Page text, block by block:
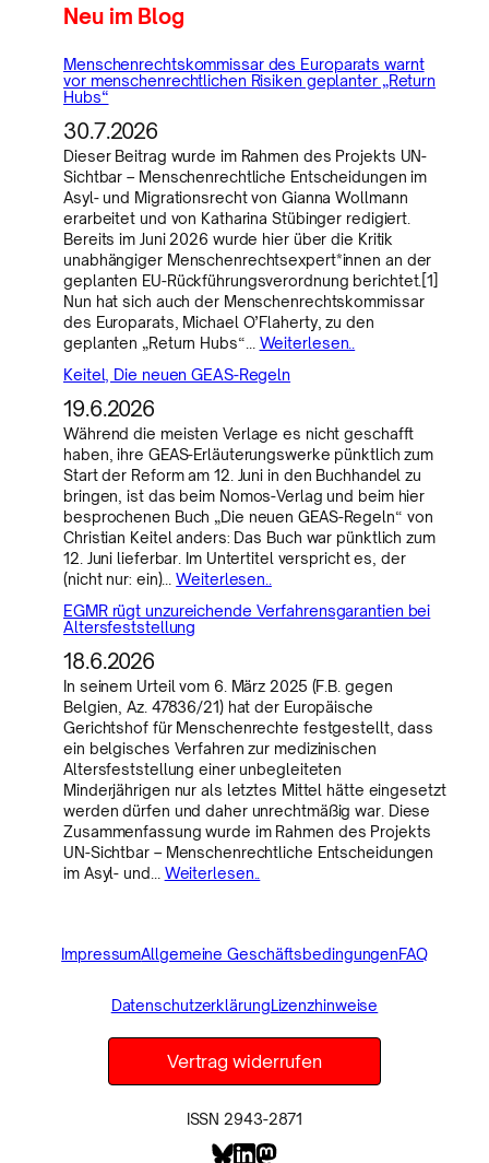
Neu im Blog
Menschenrechtskommissar des Europarats warnt
vor menschenrechtlichen Risiken geplanter „Return
Hubs“
30.7.2026
Dieser Beitrag wurde im Rahmen des Projekts UN-
Sichtbar – Menschenrechtliche Entscheidungen im
Asyl- und Migrationsrecht von Gianna Wollmann
erarbeitet und von Katharina Stübinger redigiert.
Bereits im Juni 2026 wurde hier über die Kritik
unabhängiger Menschenrechtsexpert*innen an der
geplanten EU-Rückführungsverordnung berichtet.[1]
Nun hat sich auch der Menschenrechtskommissar
des Europarats, Michael O’Flaherty, zu den
geplanten „Return Hubs“… Weiterlesen..
Keitel, Die neuen GEAS-Regeln
19.6.2026
Während die meisten Verlage es nicht geschafft
haben, ihre GEAS-Erläuterungswerke pünktlich zum
Start der Reform am 12. Juni in den Buchhandel zu
bringen, ist das beim Nomos-Verlag und beim hier
besprochenen Buch „Die neuen GEAS-Regeln“ von
Christian Keitel anders: Das Buch war pünktlich zum
12. Juni lieferbar. Im Untertitel verspricht es, der
(nicht nur: ein)…Weiterlesen..
EGMR rügt unzureichende Verfahrensgarantien bei
Altersfeststellung
18.6.2026
In seinem Urteil vom 6. März 2025 (F.B. gegen
Belgien, Az. 47836/21) hat der Europäische
Gerichtshof für Menschenrechte festgestellt, dass
ein belgisches Verfahren zur medizinischen
Altersfeststellung einer unbegleiteten
Minderjährigen nur als letztes Mittel hätte eingesetzt
werden dürfen und daher unrechtmäßig war. Diese
Zusammenfassung wurde im Rahmen des Projekts
UN-Sichtbar – Menschenrechtliche Entscheidungen
im Asyl- und… Weiterlesen..
ImpressumAllgemeine GeschäftsbedingungenFAQ
DatenschutzerklärungLizenzhinweise
Vertrag widerrufen
ISSN 2943-2871